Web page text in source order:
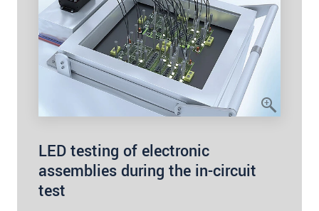
LED testing of electronic
assemblies during the in-circuit
test